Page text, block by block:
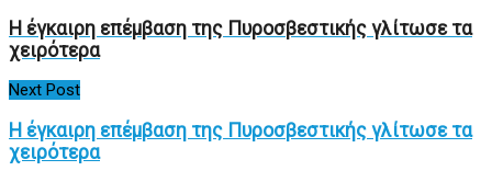
Η έγκαιρη επέμβαση της Πυροσβεστικής γλίτωσε τα
χειρότερα
Next Post
Η έγκαιρη επέμβαση της Πυροσβεστικής γλίτωσε τα
χειρότερα